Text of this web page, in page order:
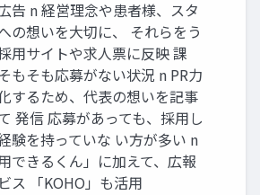
告 n 経営理念や患者様、スタ
の想いを大切に、 それらをう
用サイトや求人票に反映 課
もそも応募がない状況 n PR力
するため、代表の想いを記事
発信 応募があっても、採用し
験を持っていな い方が多い n
用できるくん」に加えて、広報
ス 「KOHO」も活用